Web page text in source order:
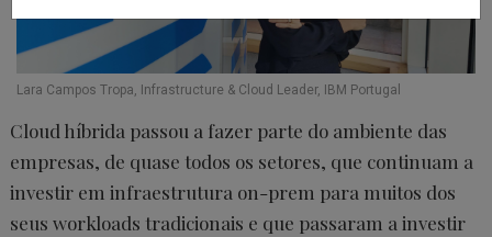
Lara Campos Tropa, Infrastructure & Cloud Leader, IBM Portugal
Cloud híbrida passou a fazer parte do ambiente das
empresas, de quase todos os setores, que continuam a
investir em infraestrutura on-prem para muitos dos
seus workloads tradicionais e que passaram a investir